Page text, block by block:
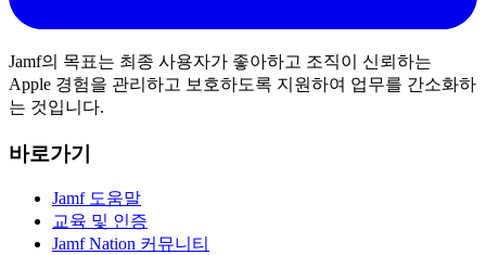
Jamf의 목표는 최종 사용자가 좋아하고 조직이 신뢰하는
Apple 경험을 관리하고 보호하도록 지원하여 업무를 간소화하
는 것입니다.
바로가기
Jamf 도움말
교육 및 인증
Jamf Nation 커뮤니티